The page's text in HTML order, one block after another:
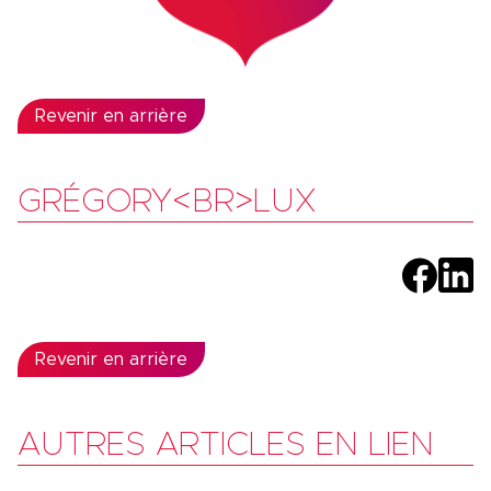
Revenir en arrière
GRÉGORY<BR>LUX
Revenir en arrière
AUTRES ARTICLES EN LIEN